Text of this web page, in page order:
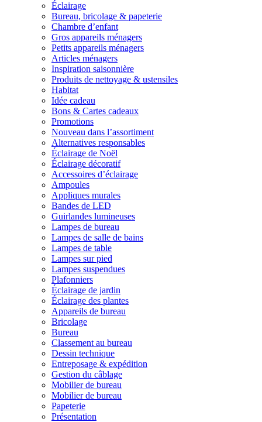
Éclairage
Bureau, bricolage & papeterie
Chambre d’enfant
Gros appareils ménagers
Petits appareils ménagers
Articles ménagers
Inspiration saisonnière
Produits de nettoyage & ustensiles
Habitat
Idée cadeau
Bons & Cartes cadeaux
Promotions
Nouveau dans l’assortiment
Alternatives responsables
Éclairage de Noël
Éclairage décoratif
Accessoires d’éclairage
Ampoules
Appliques murales
Bandes de LED
Guirlandes lumineuses
Lampes de bureau
Lampes de salle de bains
Lampes de table
Lampes sur pied
Lampes suspendues
Plafonniers
Éclairage de jardin
Éclairage des plantes
Appareils de bureau
Bricolage
Bureau
Classement au bureau
Dessin technique
Entreposage & expédition
Gestion du câblage
Mobilier de bureau
Mobilier de bureau
Papeterie
Présentation